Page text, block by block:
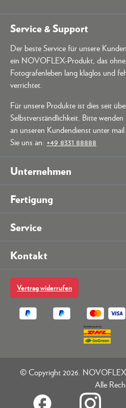
Service & Support
Der beste Service für unsere
ein NOVOFLEX-Produkt, das
Fotografenleben lang klaglos und
verrichtet.
Für unsere Produkte ist dies seit
Selbstverständlichkeit. Bitte
an unseren Kundendienst unter
Sie uns an: +49 8331 88888
Unternehmen
Fertigung
Service
Kontakt
Vertrag widerrufen
© Copyright 2026. NOVOFLEX
Alle